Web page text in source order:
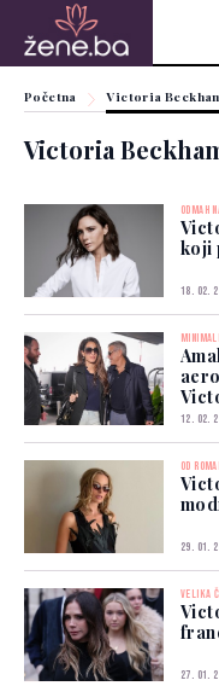
Početna Victoria
Victoria
ODMAH
koji
18. 02.
12. 02.
OD
29. 01.
VELIKA
27. 01.